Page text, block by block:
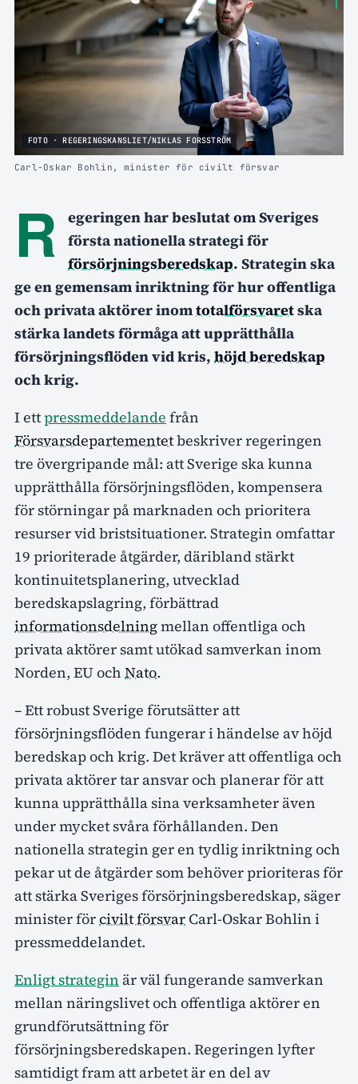
FOTO · REGERINGSKANSLIET/NIKLAS FORSSTRÖM
Carl-Oskar Bohlin, minister för civilt försvar
R
egeringen har beslutat om Sveriges
första nationella strategi för
försörjningsberedskap. Strategin ska
ge en gemensam inriktning för hur offentliga
och privata aktörer inomtotalförsvaretska
stärka landets förmåga att upprätthålla
försörjningsflöden vid kris, höjd beredskap
och krig.
I ettpressmeddelande från
Försvarsdepartementetbeskriver regeringen
tre övergripande mål: att Sverige ska kunna
upprätthålla försörjningsflöden, kompensera
för störningar på marknaden och prioritera
resurser vid bristsituationer. Strategin omfattar
19 prioriterade åtgärder, däribland stärkt
kontinuitetsplanering, utvecklad
beredskapslagring, förbättrad
informationsdelningmellan offentliga och
privata aktörer samt utökad samverkan inom
Norden, EU och Nato.
– Ett robust Sverige förutsätter att
försörjningsflöden fungerar i händelse av höjd
beredskap och krig. Det kräver att offentliga och
privata aktörer tar ansvar och planerar för att
kunna upprätthålla sina verksamheter även
under mycket svåra förhållanden. Den
nationella strategin ger en tydlig inriktning och
pekar ut de åtgärder som behöver prioriteras för
att stärka Sveriges försörjningsberedskap, säger
minister förcivilt försvar Carl-Oskar Bohlin i
pressmeddelandet.
Enligt strategin är väl fungerande samverkan
mellan näringslivet och offentliga aktörer en
grundförutsättning för
försörjningsberedskapen. Regeringen lyfter
samtidigt fram att arbetet är en del av